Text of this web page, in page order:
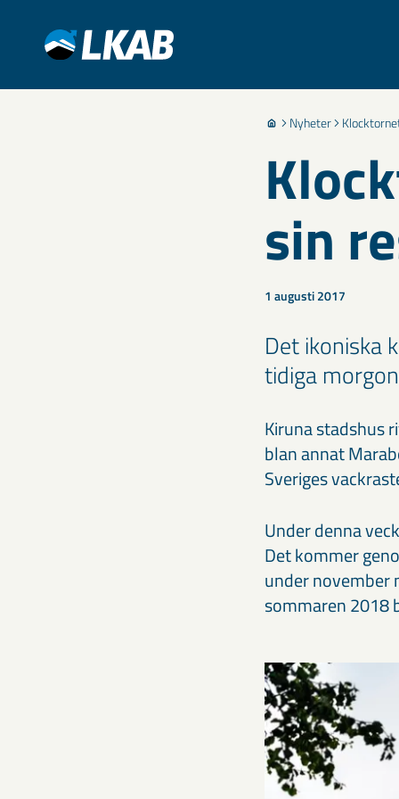
Nyheter
sin
1 augusti 2017
Det ikoniska
tidiga
Kiruna stadshus
blan annat
Sveriges
Under denna
Det kommer
under november
sommaren 2018